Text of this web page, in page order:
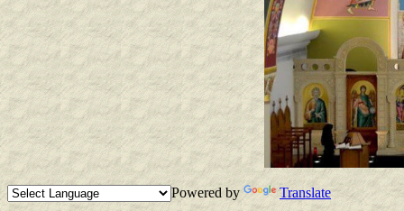
Powered by Translate